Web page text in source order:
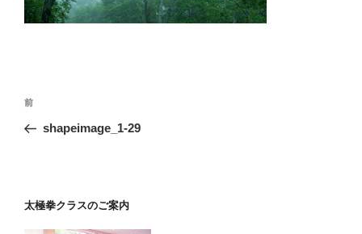
投
ナ
ー
前
の
前
shapeimage_1-29
太極拳クラスのご案内